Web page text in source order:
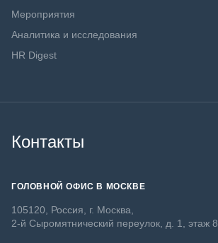
Мероприятия
Аналитика и исследования
HR Digest
Контакты
ГОЛОВНОЙ ОФИС В МОСКВЕ
105120, Россия, г. Москва,
2-й Сыромятнический переулок, д. 1, этаж 8